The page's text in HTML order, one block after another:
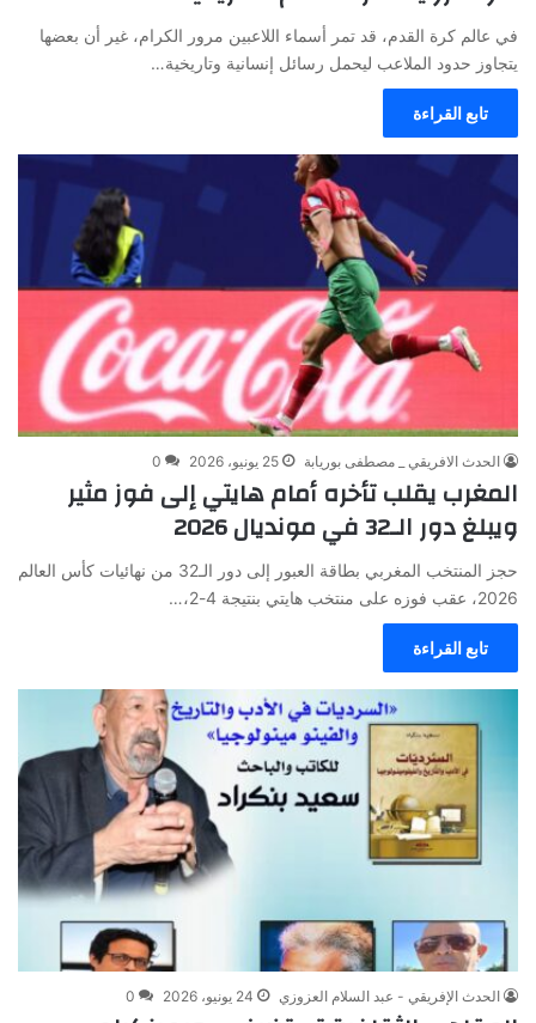
في عالم كرة القدم، قد تمر أسماء اللاعبين مرور الكرام، غير أن بعضها
يتجاوز حدود الملاعب ليحمل رسائل إنسانية وتاريخية…
تابع القراءة
الحدث الافريقي _ مصطفى بوريابة 25 يونيو، 2026 0
المغرب يقلب تأخره أمام هايتي إلى فوز مثير
ويبلغ دور الـ32 في مونديال 2026
حجز المنتخب المغربي بطاقة العبور إلى دور الـ32 من نهائيات كأس العالم
2026، عقب فوزه على منتخب هايتي بنتيجة 4-2،…
تابع القراءة
الحدث الإفريقي - عبد السلام العزوزي 24 يونيو، 2026 0